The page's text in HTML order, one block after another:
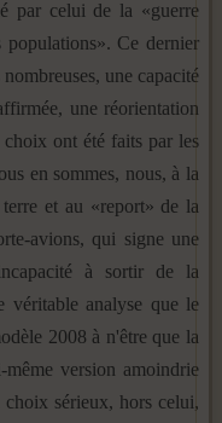
par celui de la «guerre
populations». Ce dernier
une capacité
une réorientation
choix ont été faits par les
en sommes, nous, à la
et au «report» de la
avions, qui signe une
à sortir de la
véritable analyse que le
2008 à n'être que la
version amoindrie
sérieux, hors celui,